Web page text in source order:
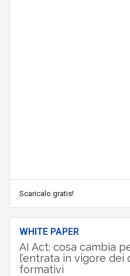
Scaricalo gratis!
WHITE PAPER
AI Act: cosa cambia
l’entrata in vigore
formativi